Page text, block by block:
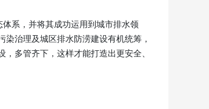
系，并将其成功运用到城市排水领
治理及城区排水防涝建设有机统筹，
多管齐下，这样才能打造出更安全、